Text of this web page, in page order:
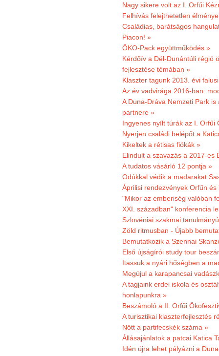
Nagy sikere volt az I. Orfűi
Felhívás felejthetetlen
Családias, barátságos
Piacon! »
ÖKO-Pack együttműködés »
Kérdőív a Dél-Dunántúli régió
fejlesztése témában »
Klaszter tagunk 2013. évi
Az év vadvirága 2016-ban:
A Duna-Dráva Nemzeti Park
partnere »
Ingyenes nyílt túrák az I. Orfűi
Nyerjen családi belépőt a
Kikeltek a rétisas fiókák »
Elindult a szavazás a 2017-es
A tudatos vásárló 12 pontja »
Odúkkal védik a madarakat
Áprilisi rendezvények Orfűn és
"Mikor az emberiség valóban
XXI. században" konferencia
Szlovéniai szakmai
Zöld ritmusban - Újabb
Bemutatkozik a Szennai
Első újságírói study tour
Itassuk a nyári hőségben a
Megújul a karapancsai
A tagjaink erdei iskola és
honlapunkra »
Beszámoló a II. Orfűi
A turisztikai klaszterfejlesztés
Nőtt a partifecskék száma »
Állásajánlatok a patcai Katica
Idén újra lehet pályázni a